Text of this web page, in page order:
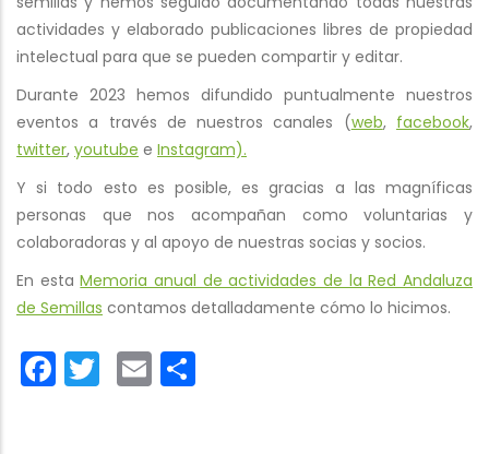
actividades y elaborado publicaciones libres de propiedad
intelectual para que se pueden compartir y editar.
Durante 2023 hemos difundido puntualmente nuestros
eventos a través de nuestros canales (web, facebook,
twitter, youtube e Instagram).
Y si todo esto es posible, es gracias a las magníficas
personas que nos acompañan como voluntarias y
colaboradoras y al apoyo de nuestras socias y socios.
En estaMemoria anual de actividades de la Red Andaluza
de Semillas contamos detalladamente cómo lo hicimos.
Facebook
Twitter
Email